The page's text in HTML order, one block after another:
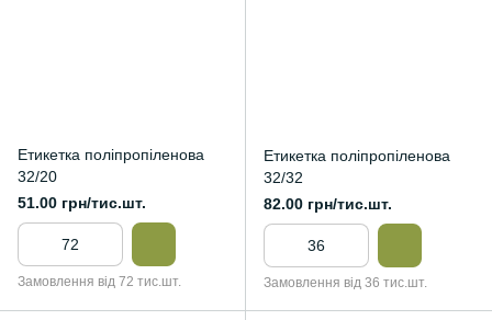
Етикетка поліпропіленова
32/20
51.00 грн/тис.шт.
Замовлення від 72 тис.шт.
Етикетка поліпропіленова
32/32
82.00 грн/тис.шт.
Замовлення від 36 тис.шт.